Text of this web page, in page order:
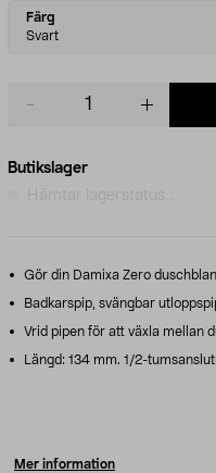
Select
variant
Färg
Svart
Butikslager
Gör din Damixa Zero
Badkarspip, svängbar
Vrid pipen för att växla mellan
Längd: 134 mm. 1/2-
Mer information